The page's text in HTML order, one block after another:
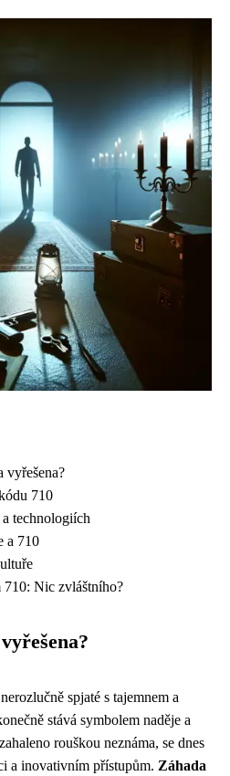
vyřešena?
710
technologiích
a 710
710: Nic zvláštního?
spjaté s tajemnem a
stává symbolem naděje a
rouškou neznáma, se dnes
a inovativním přístupům. Záhada